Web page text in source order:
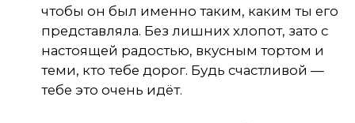
чтобы он был именно таким, каким ты его
представляла. Без лишних хлопот, зато с
настоящей радостью, вкусным тортом и
теми, кто тебе дорог. Будь счастливой —
тебе это очень идёт.